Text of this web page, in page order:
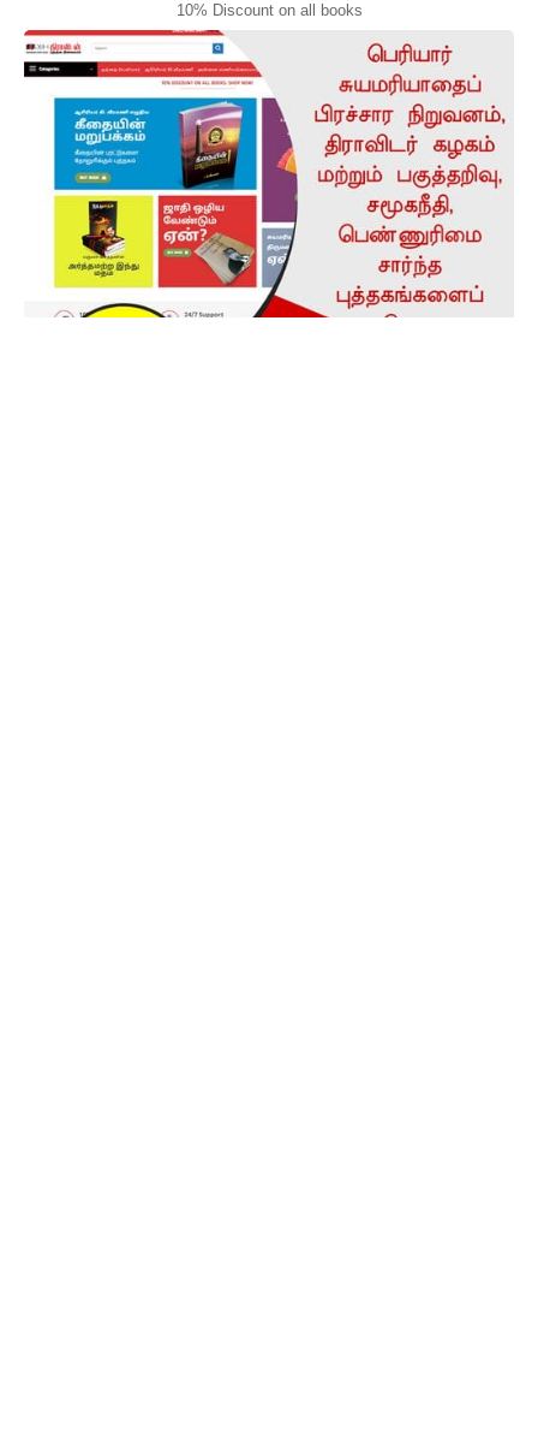
10% Discount on all books